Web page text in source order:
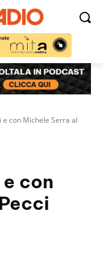
e con Michele Serra al
con